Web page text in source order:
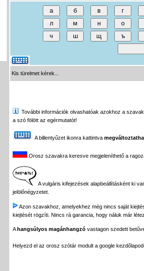
Kis türelmet kérek...
További információk olvashatóak azokhoz a
a szó fölött az egérmutatót!
A billentyűzet ikonra kattintva
Orosz szavakra keresve megjeleníthető a
A vulgáris kifejezések alapbeállításként ki
jelölőnégyzetet.
Azon szavakhoz, amelyekhez még nincs saját
kiejtését rögzíti. Nincs rá garancia, hogy náluk már
Ahangsúlyos magánhangzó vastagon szedett
Helyezd el az orosz szótár modult a google